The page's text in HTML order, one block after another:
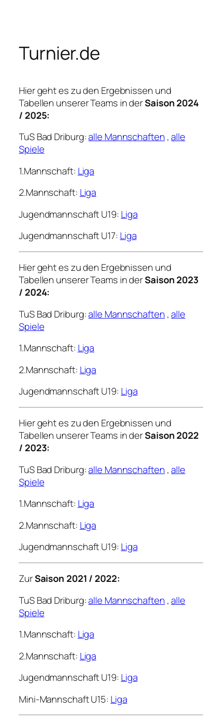
springen
Turnier.de
Hier geht es zu den Ergebnissen und
Tabellen unserer Teams in derSaison 2024
/ 2025:
TuS Bad Driburg:alle Mannschaften ,alle
Spiele
1.Mannschaft: Liga
2.Mannschaft: Liga
Jugendmannschaft U19: Liga
Jugendmannschaft U17: Liga
Hier geht es zu den Ergebnissen und
Tabellen unserer Teams in derSaison 2023
/ 2024:
TuS Bad Driburg:alle Mannschaften ,alle
Spiele
1.Mannschaft: Liga
2.Mannschaft: Liga
Jugendmannschaft U19: Liga
Hier geht es zu den Ergebnissen und
Tabellen unserer Teams in derSaison 2022
/ 2023:
TuS Bad Driburg:alle Mannschaften ,alle
Spiele
1.Mannschaft: Liga
2.Mannschaft: Liga
Jugendmannschaft U19: Liga
ZurSaison 2021 / 2022:
TuS Bad Driburg:alle Mannschaften ,alle
Spiele
1.Mannschaft: Liga
2.Mannschaft: Liga
Jugendmannschaft U19: Liga
Mini-Mannschaft U15: Liga